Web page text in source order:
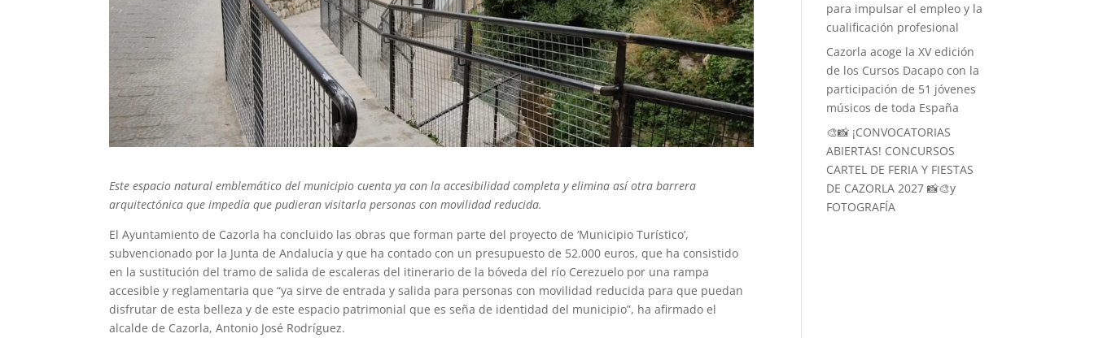
Este espacio natural emblemático del municipio cuenta ya con la accesibilidad completa y elimina así otra barrera
arquitectónica que impedía que pudieran visitarla personas con movilidad reducida.
El Ayuntamiento de Cazorla ha concluido las obras que forman parte del proyecto de ‘Municipio Turístico’,
subvencionado por la Junta de Andalucía y que ha contado con un presupuesto de 52.000 euros, que ha consistido
en la sustitución del tramo de salida de escaleras del itinerario de la bóveda del río Cerezuelo por una rampa
accesible y reglamentaria que “ya sirve de entrada y salida para personas con movilidad reducida para que puedan
disfrutar de esta belleza y de este espacio patrimonial que es seña de identidad del municipio”, ha afirmado el
alcalde de Cazorla, Antonio José Rodríguez.
para impulsar el empleo y la
cualificación profesional
Cazorla acoge la XV edición
de los Cursos Dacapo con la
participación de 51 jóvenes
músicos de toda España
🎨📸 ¡CONVOCATORIAS
ABIERTAS! CONCURSOS
CARTEL DE FERIA Y FIESTAS
DE CAZORLA 2027 📸🎨y
FOTOGRAFÍA